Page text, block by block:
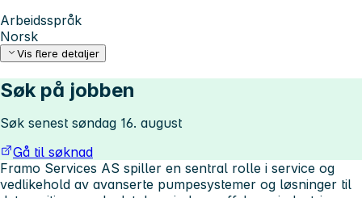
Arbeidsspråk
Norsk
Vis flere detaljer
Søk på jobben
Søk senest søndag 16. august
Gå til søknad
Framo Services AS spiller en sentral rolle i service og
vedlikehold av avanserte pumpesystemer og løsninger til